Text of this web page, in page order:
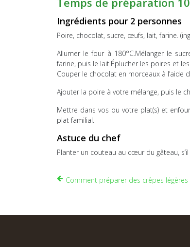
Ingrédients pour 2 personnes
Poire, chocolat, sucre, œufs, lait, farine.
Allumer le four à 180°C.Mélanger le
farine, puis le lait.Éplucher les poires et
Couper le chocolat en morceaux à l’aide
Ajouter la poire à votre mélange, puis le
Mettre dans vos ou votre plat(s) et
plat familial.
Astuce du chef
Planter un couteau au cœur du gâteau,
Comment préparer des crêpes légères